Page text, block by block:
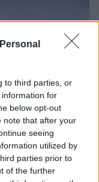
to third parties, or
for
below opt-out
note that after your
seeing
utilized by
parties prior to
of the further